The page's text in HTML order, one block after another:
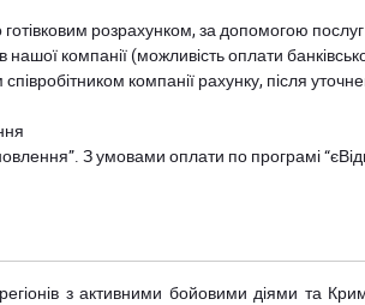
розрахунком, за допомогою
компанії (можливість оплати
компанії рахунку, після
З умовами оплати по програмі
з активними бойовими діями та